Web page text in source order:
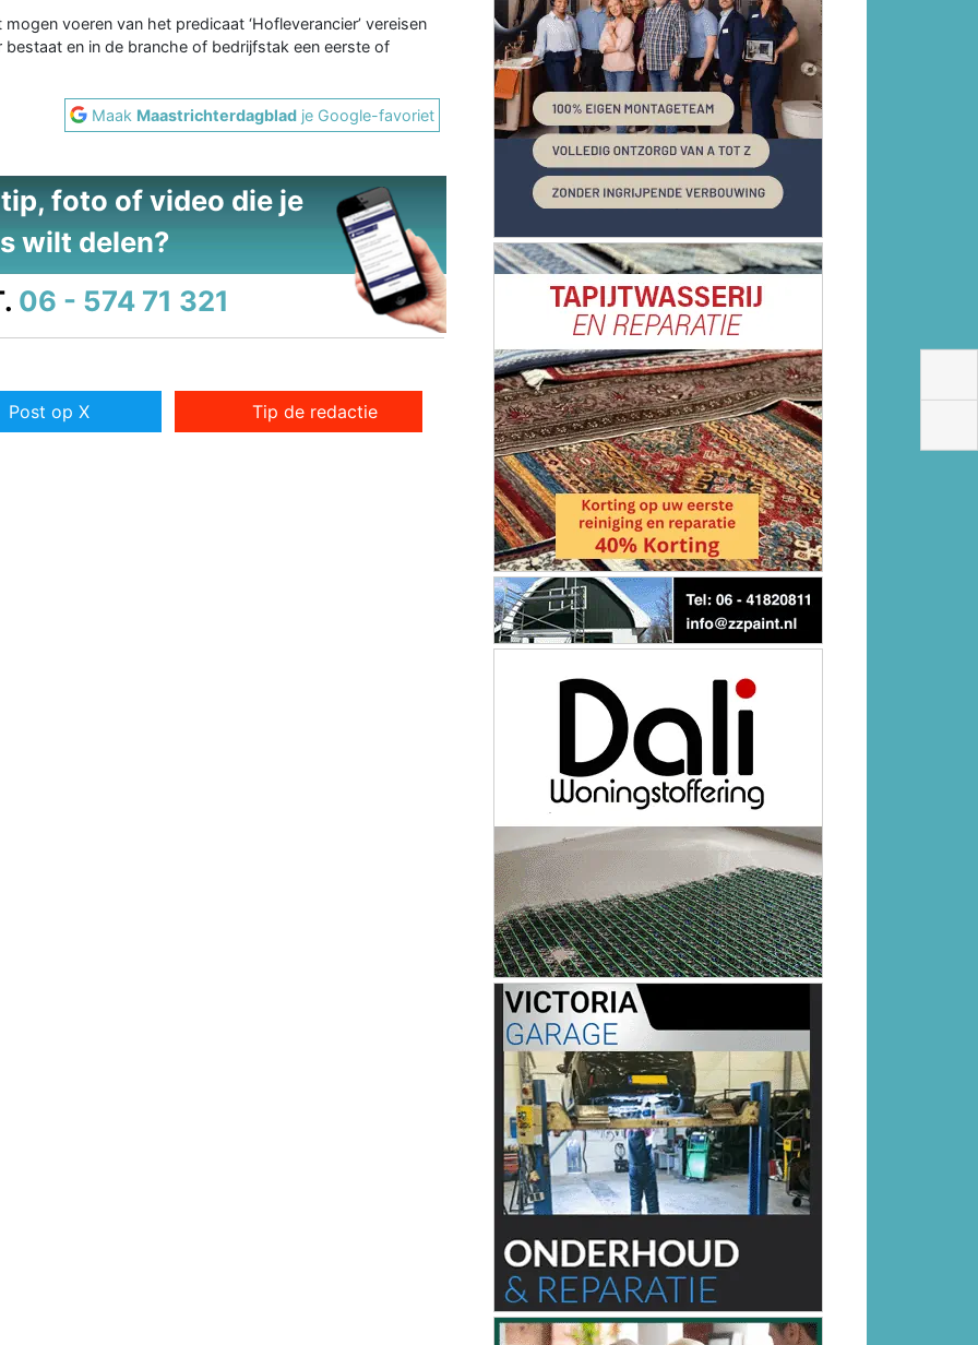
voeren van het predicaat ‘Hofleverancier’ vereisen
en in de branche of bedrijfstak een eerste of
Maak Maastrichterdagblad je Google-favoriet
foto of video die je
wilt delen?
06 - 574 71 321
Post op X Tip de redactie